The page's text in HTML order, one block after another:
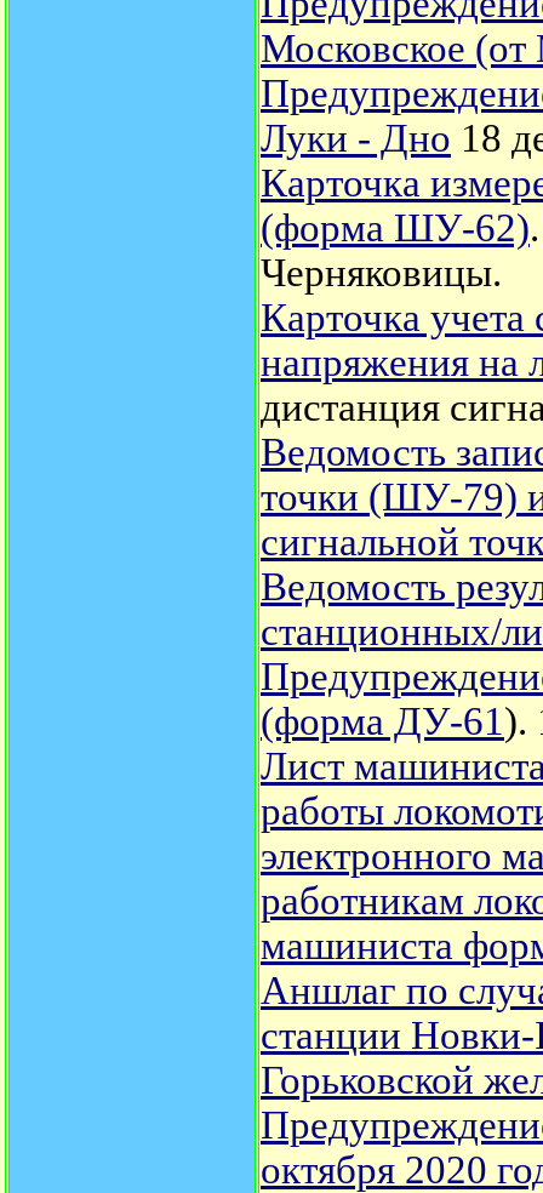
Московское
Луки - Дно 18
Карточка
(форма ШУ-62)
Черняковицы.
Карточка
напряжения
дистанция
Ведомость
точки (ШУ-79) и
сигнальной
Ведомость
станционных/
(форма ДУ-61).
Лист
работы
электронного
работникам
машиниста
Аншлаг по
станции Новки-
Горьковской
октября 2020